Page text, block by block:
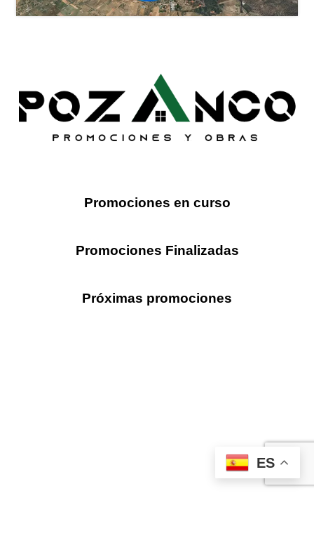
Promociones en curso
Promociones Finalizadas
Próximas promociones
ES